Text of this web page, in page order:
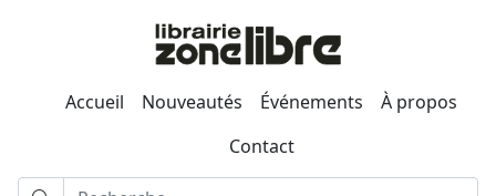
Accueil Nouveautés Événements
À propos
Contact